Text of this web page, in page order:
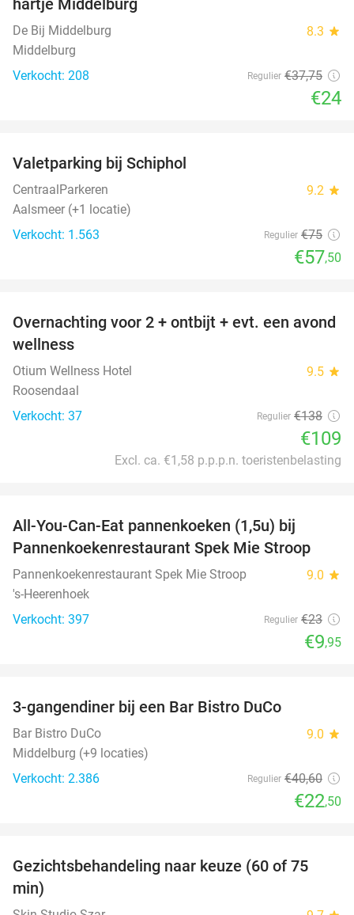
De Bij Middelburg 8.3 star
Middelburg
Verkocht: 208
Regulier €37,75
€24
Valetparking bij Schiphol
CentraalParkeren 9.2 star
Aalsmeer (+1 locatie)
Verkocht: 1.563
Regulier €75
€57,50
21%
Overnachting voor 2 + ontbijt + evt. een avond
wellness
Otium Wellness Hotel 9.5 star
Roosendaal
Verkocht: 37
Regulier €138
€109
Excl. ca. €1,58 p.p.p.n. toeristenbelasting
All-You-Can-Eat pannenkoeken (1,5u) bij
Pannenkoekenrestaurant Spek Mie Stroop
Pannenkoekenrestaurant Spek Mie Stroop 9.0 star
's-Heerenhoek
Verkocht: 397
Regulier €23
€9,95
3-gangendiner bij een Bar Bistro DuCo
Bar Bistro DuCo 9.0 star
Middelburg (+9 locaties)
Verkocht: 2.386
Regulier €40,60
€22,50
52%
Gezichtsbehandeling naar keuze (60 of 75
min)